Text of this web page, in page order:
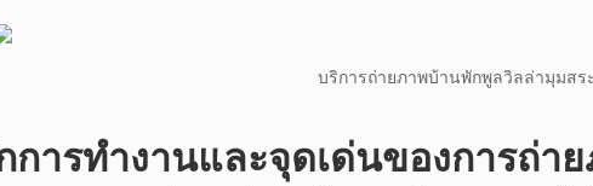
บริการถ่ายภาพบ้านพักพูลวิลล่ามุมสร
การทำงานและจุดเด่นของการถ่า